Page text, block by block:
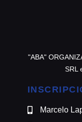
"ABA"
SRL
Marcelo